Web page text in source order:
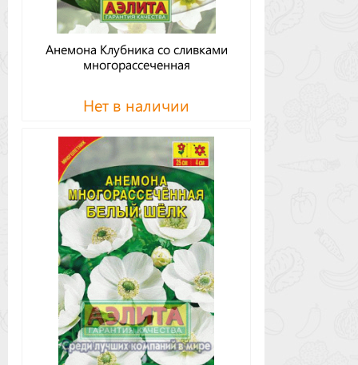
Анемона Клубника со сливками
многорассеченная
Нет в наличии